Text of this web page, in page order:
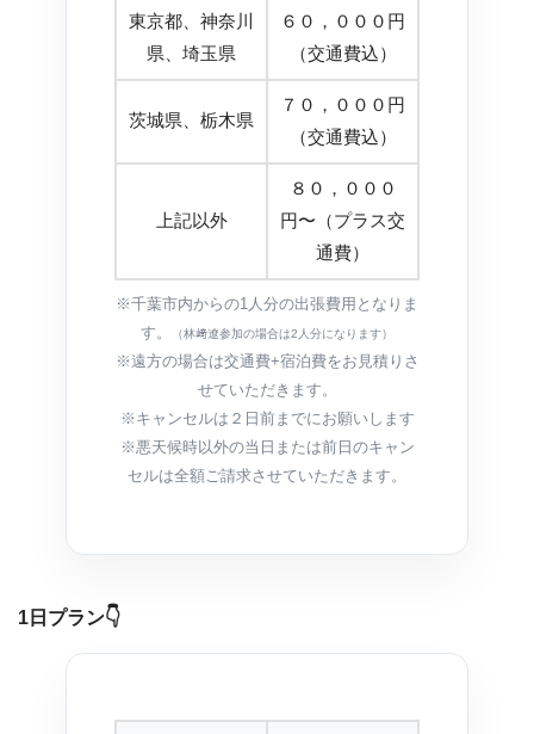
東京都、神奈川
県、埼玉県
６０，０００円
（交通費込）
茨城県、栃木県
７０，０００円
（交通費込）
上記以外
８０，０００
円〜（プラス交
通費）
※千葉市内からの1人分の出張費用となりま
す。
（林﨑遼参加の場合は2人分になります）
※遠方の場合は交通費+宿泊費をお見積りさ
せていただきます。
※キャンセルは２日前までにお願いします
※悪天候時以外の当日または前日のキャン
セルは全額ご請求させていただきます。
1日プラン👇